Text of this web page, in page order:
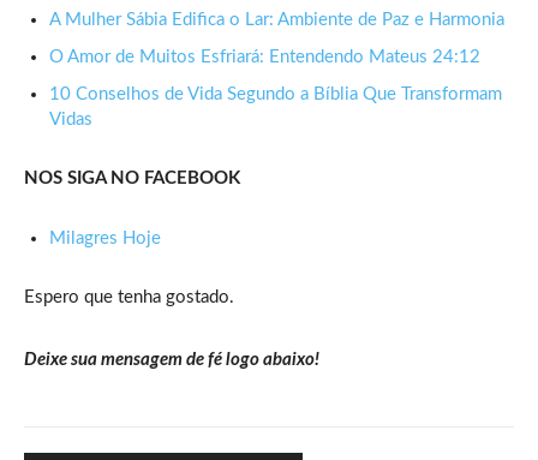
A Mulher Sábia Edifica o Lar: Ambiente de Paz e Harmonia
O Amor de Muitos Esfriará: Entendendo Mateus 24:12
10 Conselhos de Vida Segundo a Bíblia Que Transformam
Vidas
NOS SIGA NO FACEBOOK
Milagres Hoje
Espero que tenha gostado.
Deixe sua mensagem de fé logo abaixo!